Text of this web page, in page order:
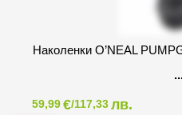
Наколенки O’NEAL
59,99€/117,33лв.